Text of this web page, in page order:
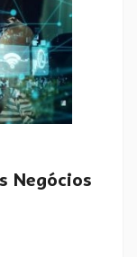
Negócios